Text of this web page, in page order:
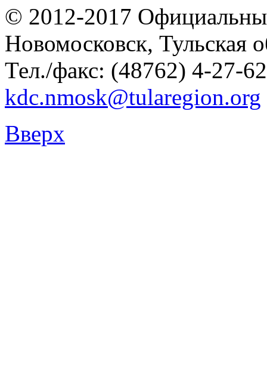
© 2012-2017
Новомосковск, Тульская
Тел./факс: (48762) 4-27-
kdc.nmosk@tularegion.org
Вверх